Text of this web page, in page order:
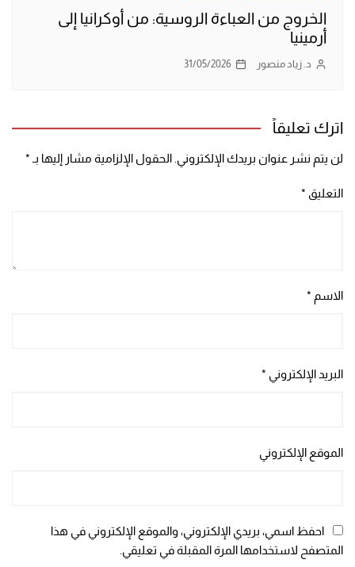
الخروج من العباءة الروسية: من أوكرانيا إلى
أرمينيا
د. زياد منصور 31/05/2026
اترك تعليقاً
لن يتم نشر عنوان بريدك الإلكتروني. الحقول الإلزامية مشار إليها بـ *
التعليق *
الاسم *
البريد الإلكتروني *
الموقع الإلكتروني
احفظ اسمي، بريدي الإلكتروني، والموقع الإلكتروني في هذا
المتصفح لاستخدامها المرة المقبلة في تعليقي.